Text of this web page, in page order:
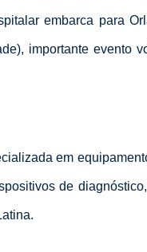
embarca para
importante evento
em
de